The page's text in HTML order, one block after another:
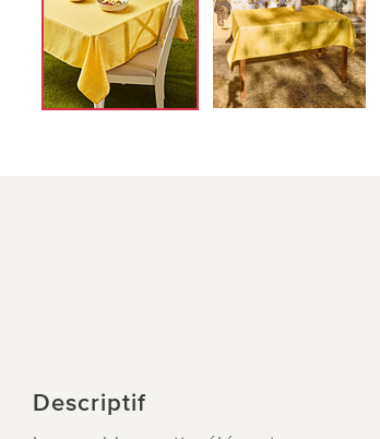
Descriptif